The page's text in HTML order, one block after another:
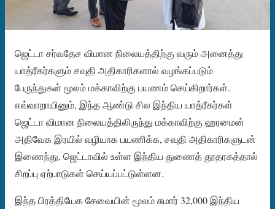
ஜெட்டா சர்வதேச விமான நிலையத்திற்கு வரும் அனைத்து
யாத்ரீகர்களும் சவுதி அதிகாரிகளால் வழங்கப்படும்
பேருந்துகள் மூலம் மக்காவிற்கு பயணம் செய்கிறார்கள்.
எவ்வாறாயினும், இந்த ஆண்டு சில இந்திய யாத்ரீகர்கள்
ஜெட்டா விமான நிலையத்திலிருந்து மக்காவிற்கு ஹரமைன்
அதிவேக இரயில் வழியாக பயணிக்க, சவுதி அதிகாரிகளுடன்
இணைந்து, ஜெட்டாவில் உள்ள இந்திய துணைத் தூதரகத்தால்
சிறப்பு ஏற்பாடுகள் செய்யப்பட்டுள்ளன.
இந்த பிரத்தியேக சேவையின் மூலம் சுமார் 32,000 இந்திய